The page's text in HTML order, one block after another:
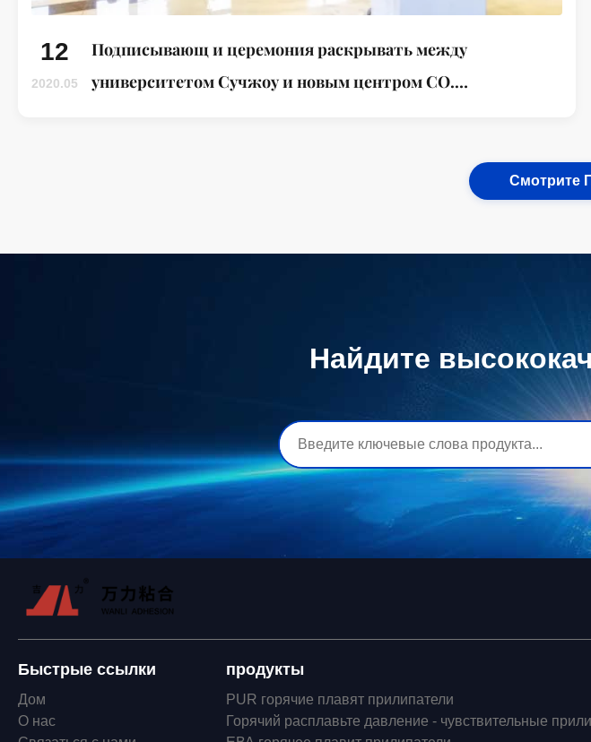
12
2020.05
Подписывающ и церемония раскрывать между
университетом Сучжоу и новым центром CO.
Смотрите
Найдите
Быстрые ссылки
Дом
О нас
продукты
PUR горячие плавят прилипатели
Горячий расплавьте давление - чувствительные